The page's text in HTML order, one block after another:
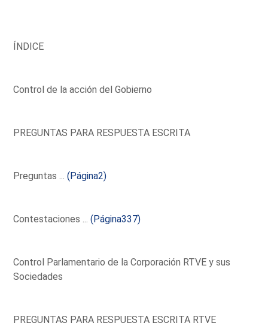
ÍNDICE
Control de la acción del Gobierno
PREGUNTAS PARA RESPUESTA ESCRITA
Preguntas ...(Página2)
Contestaciones ...(Página337)
Control Parlamentario de la Corporación RTVE y sus
Sociedades
PREGUNTAS PARA RESPUESTA ESCRITA RTVE